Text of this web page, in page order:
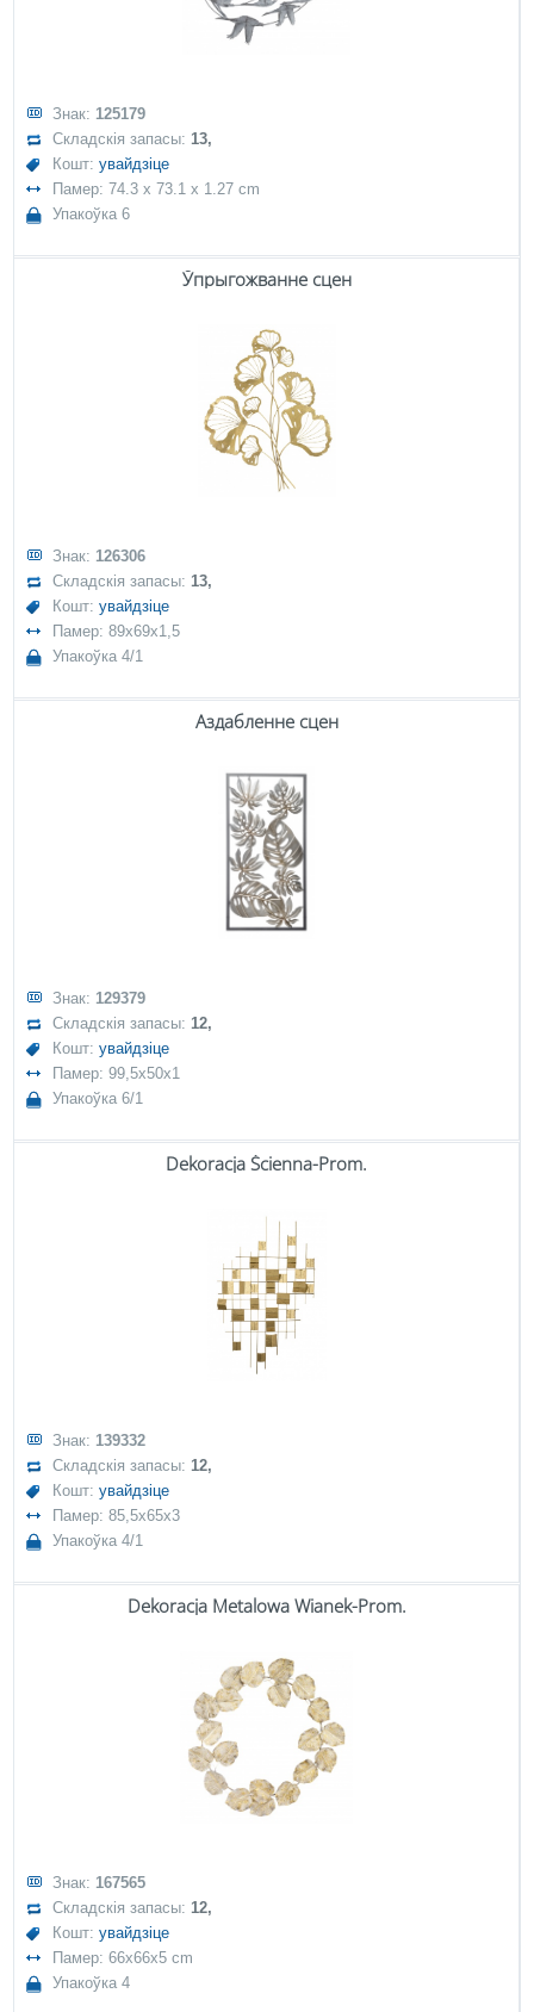
Знак: 125179
Складскія запасы:13,
Кошт:увайдзіце
Памер: 74.3 x 73.1 x 1.27 cm
Упакоўка 6
Ўпрыгожванне сцен
Знак: 126306
Складскія запасы:13,
Кошт:увайдзіце
Памер: 89x69x1,5
Упакоўка 4/1
Аздабленне сцен
Знак: 129379
Складскія запасы:12,
Кошт:увайдзіце
Памер: 99,5x50x1
Упакоўка 6/1
Dekoracja Ścienna-Prom.
Знак: 139332
Складскія запасы:12,
Кошт:увайдзіце
Памер: 85,5x65x3
Упакоўка 4/1
Dekoracja Metalowa Wianek-Prom.
Знак: 167565
Складскія запасы:12,
Кошт:увайдзіце
Памер: 66x66x5 cm
Упакоўка 4